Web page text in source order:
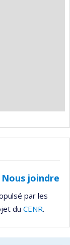
Nous joindre
par les
du CENR.